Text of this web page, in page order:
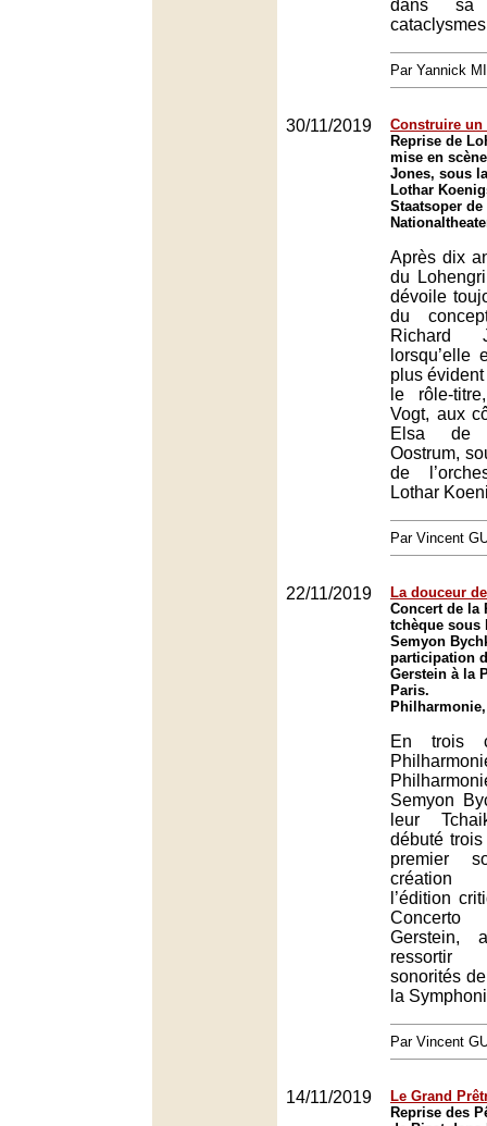
dans sa
Par Yannick
30/11/2019
Construire un
Reprise de
mise en
Jones, sous
Lothar
Staatsoper
Après dix
du
dévoile
du
Richard
lorsqu’elle
plus
le rôle-
Vogt, aux
Elsa de
Oostrum,
de
Lothar
Par Vincent
22/11/2019
La douceur
Concert de la
tchèque sous
Semyon
participation
Gerstein à la
Paris.
En trois
Semyon
leur
débuté
premier
création
l’édition
Gerstein,
ressortir
sonorités
la
Par Vincent
14/11/2019
Le Grand
Reprise des